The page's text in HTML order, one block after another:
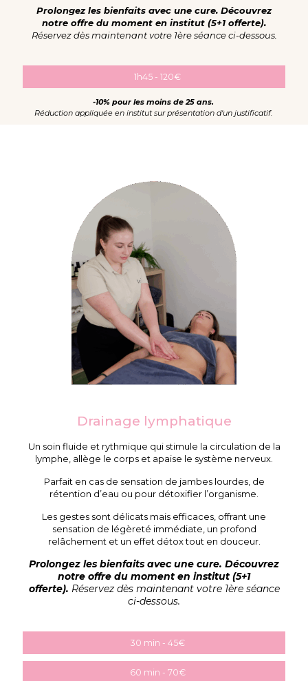
Prolongez les bienfaits avec une cure. Découvrez
notre offre du moment en institut (5+1 offerte).
Réservez dèsmaintenantvotre 1ère séance ci-dessous.
1h45 - 120€
-10% pour les moins de 25 ans.
Réduction appliquée en institut sur présentation d'un justificatif.
Drainage lymphatique
Un soin fluide et rythmique qui stimule la circulation de la
lymphe, allège le corps et apaise le système nerveux.
Parfait en cas de sensation de jambes lourdes, de
rétention d’eau ou pour détoxifier l’organisme.
Les gestes sont délicats mais efficaces, offrant une
sensation de légèreté immédiate, un profond
relâchement et un effet détox tout en douceur.
Prolongez les bienfaits avec une cure. Découvrez
notre offre du moment en institut (5+1
offerte). Réservez dès maintenantvotre 1ère séance
ci-dessous.
30 min - 45€
60 min - 70€